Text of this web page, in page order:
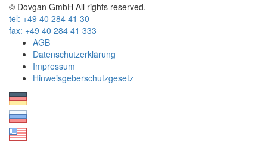
© Dovgan GmbH All rights reserved.
tel: +49 40 284 41 30
fax: +49 40 284 41 333
AGB
Datenschutzerklärung
Impressum
Hinweisgeberschutzgesetz